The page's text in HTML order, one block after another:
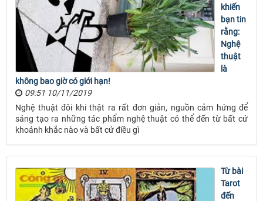
khiến
bạn tin
rằng:
Nghệ
thuật
là
không bao giờ có giới hạn!
09:51 10/11/2019
Nghệ thuật đôi khi thật ra rất đơn giản, nguồn cảm hứng để
sáng tạo ra những tác phẩm nghệ thuật có thể đến từ bất cứ
khoảnh khắc nào và bất cứ điều gì
Từ bài
Tarot
đến